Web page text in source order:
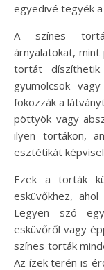
egyedivé tegyék
A színes
árnyalatokat, mint
tortát díszíthetik
gyümölcsök
fokozzák a
pöttyök vagy
ilyen tortákon,
esztétikát
Ezek a torták
esküvőkhez,
Legyen szó
esküvőről vagy
színes torták
Az ízek terén is